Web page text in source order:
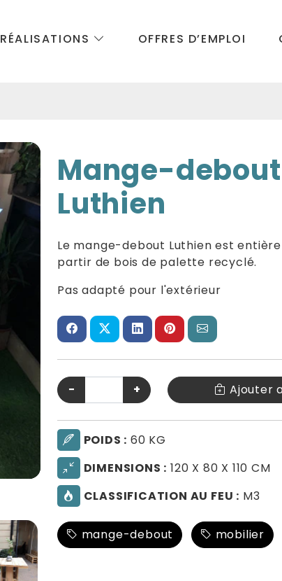
OFFRES D’EMPLOI
Mange-debout
Luthien
Le mange-debout Luthien est
partir de bois de palette recyclé.
Pas adapté pour l'extérieur
− + Ajouter
POIDS : 60 KG
DIMENSIONS : 120 X 80 X 110 CM
CLASSIFICATION AU FEU : M3
mange-debout mobilier